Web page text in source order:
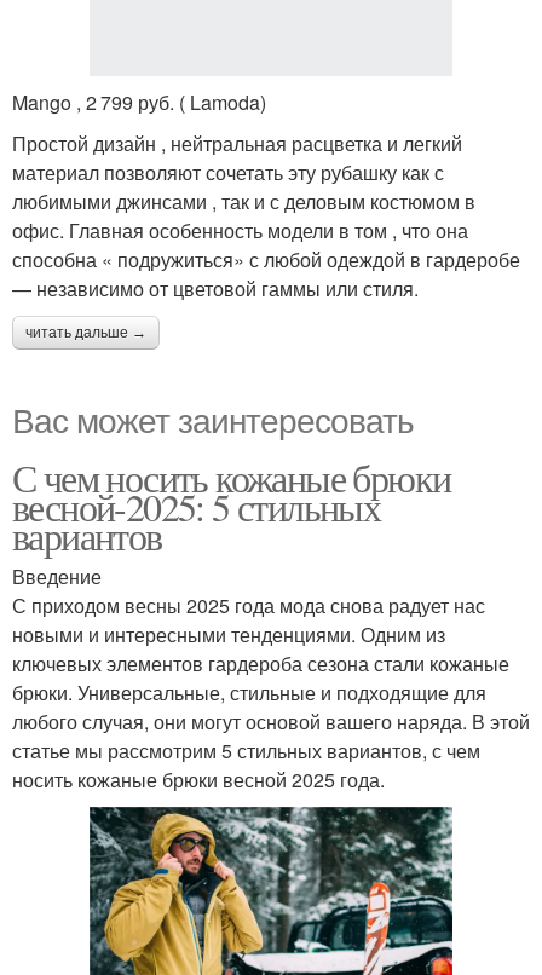
Mango , 2 799 руб. ( Lamoda)
Простой дизайн , нейтральная расцветка и легкий
материал позволяют сочетать эту рубашку как с
любимыми джинсами , так и с деловым костюмом в
офис. Главная особенность модели в том , что она
способна « подружиться» с любой одеждой в гардеробе
— независимо от цветовой гаммы или стиля.
читать дальше →
Вас может заинтересовать
С чем носить кожаные брюки
весной-2025: 5 стильных
вариантов
Введение
С приходом весны 2025 года мода снова радует нас
новыми и интересными тенденциями. Одним из
ключевых элементов гардероба сезона стали кожаные
брюки. Универсальные, стильные и подходящие для
любого случая, они могут основой вашего наряда. В этой
статье мы рассмотрим 5 стильных вариантов, с чем
носить кожаные брюки весной 2025 года.